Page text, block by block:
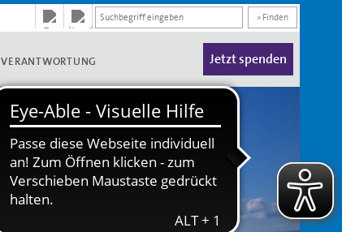
» Finden
VERANTWORTUNG Jetzt spenden